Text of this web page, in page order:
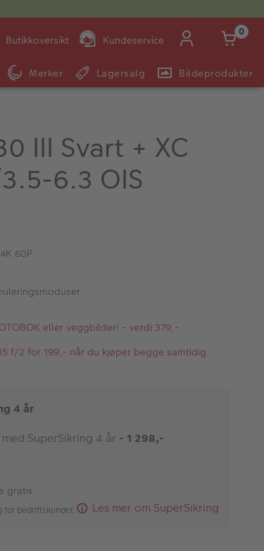
Butikkoversikt Kundeservice
Man -
09:00 -
14:00 -
E-post:
kundeservice@japanphoto.no
0
Merker Lagersalg Bildeprodukter
III Svart + XC
6.3 OIS
60P
eller veggbilder! - verdi 379,-
f/2 for 199,- når du kjøper begge samtidig
4 år
SuperSikring 4 år - 1 298,-
gratis
for bedriftskunder. Les mer om SuperSikring